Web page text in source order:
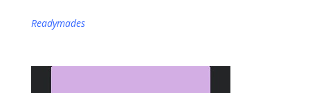
Readymades